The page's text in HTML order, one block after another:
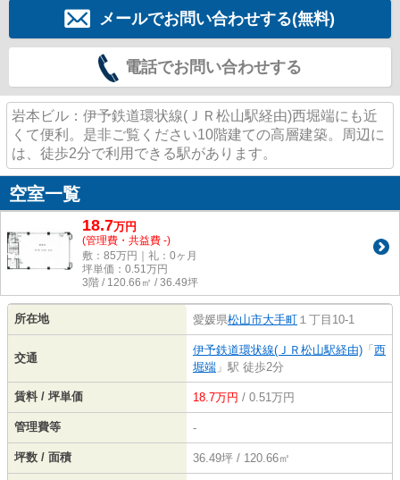
メールでお問い合わせする(無料)
電話でお問い合わせする
岩本ビル：伊予鉄道環状線(ＪＲ松山駅経由)西堀端にも近
くて便利。是非ご覧ください10階建ての高層建築。周辺に
は、徒歩2分で利用できる駅があります。
空室一覧
18.7万円
(管理費・共益費 -)
敷：85万円｜礼：0ヶ月
坪単価： 0.51万円
3階 / 120.66㎡ / 36.49坪
所在地 愛媛県松山市大手町 １丁目10-1
交通
伊予鉄道環状線(ＪＲ松山駅経由) 「 西
堀端 」駅 徒歩2分
賃料 / 坪単価 18.7万円 / 0.51万円
管理費等 -
坪数 / 面積 36.49坪 / 120.66㎡